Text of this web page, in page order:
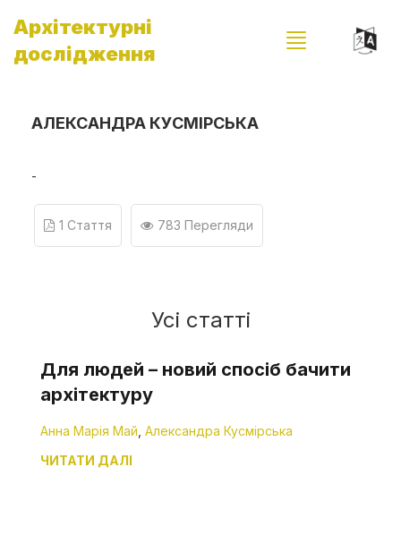
Архітектурні
дослідження
АЛЕКСАНДРА КУСМІРСЬКА
-
1 Стаття 783 Перегляди
Усі статті
Для людей – новий спосіб бачити
архітектуру
Анна Марія Май Александра Кусмірська
ЧИТАТИ ДАЛІ